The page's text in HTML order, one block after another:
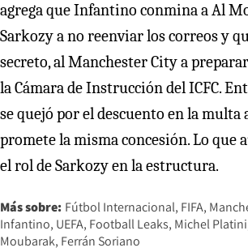
agrega que Infantino conmina a Al
Sarkozy a no reenviar los correos y
secreto, al Manchester City a
la Cámara de Instrucción del ICFC.
se quejó por el descuento en la multa
promete la misma concesión. Lo que
el rol de Sarkozy en la estructura.
Más sobre: Fútbol Internacional FIFA
Infantino UEFA Football Leaks Michel Platini
Moubarak Ferrán Soriano